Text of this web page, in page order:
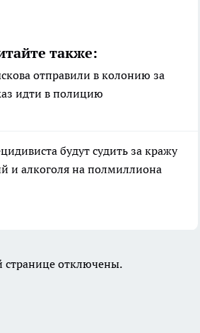
также:
отправили в колонию за
идти в полицию
будут судить за кражу
и алкоголя на полмиллиона
странице отключены.